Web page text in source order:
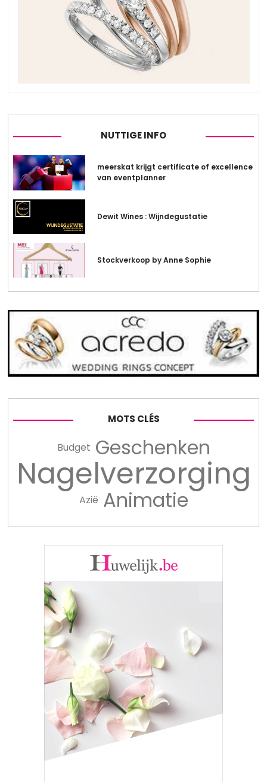
NUTTIGE INFO
meerskat krijgt certificate of excellence
van eventplanner
Dewit Wines : Wijndegustatie
Stockverkoop by Anne Sophie
MOTS CLÉS
Budget Geschenken
Nagelverzorging
Azië Animatie